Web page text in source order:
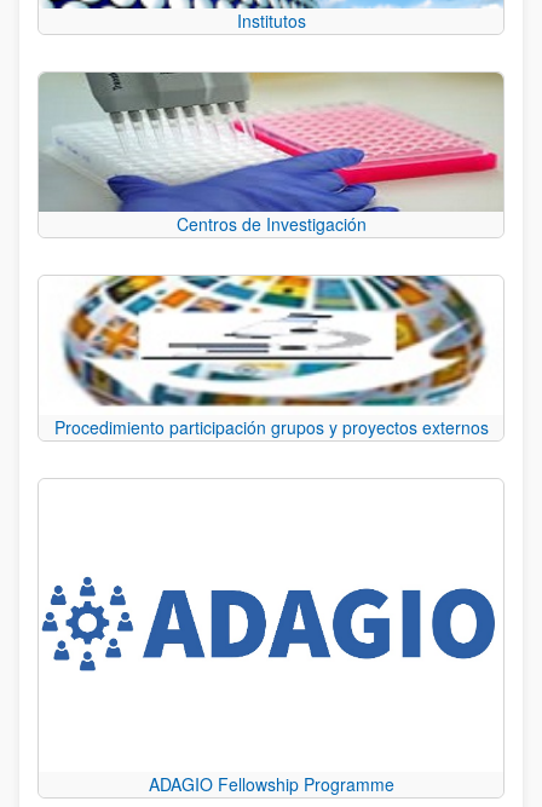
Institutos
Centros de Investigación
Procedimiento participación grupos y proyectos externos
ADAGIO Fellowship Programme